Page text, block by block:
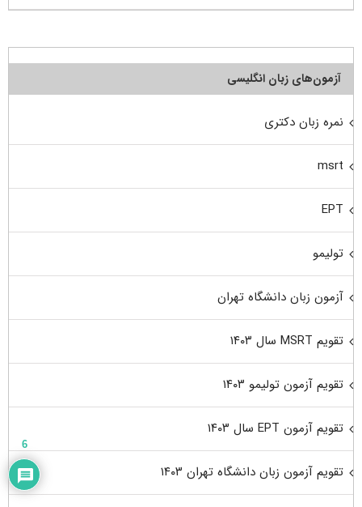
آزمون‌های زبان انگلیسی
نمره زبان دکتری
msrt
EPT
تولیمو
آزمون زبان دانشگاه تهران
تقویم MSRT سال ۱۴۰۳
تقویم آزمون تولیمو ۱۴۰۳
تقویم آزمون EPT سال ۱۴۰۳
تقویم آزمون زبان دانشگاه تهران ۱۴۰۳
6